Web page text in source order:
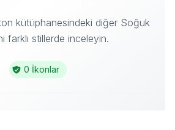
kütüphanesindeki diğer Soğuk
farklı stillerde inceleyin.
0 İkonlar